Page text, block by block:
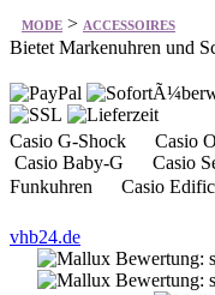
MODE > ACCESSOIRES
Bietet Markenuhren und
Casio G-Shock Casio
Casio Baby-G Casio
Funkuhren Casio
vhb24.de